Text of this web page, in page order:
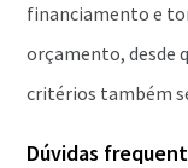
financiamento e
orçamento, desde
critérios também
Dúvidas